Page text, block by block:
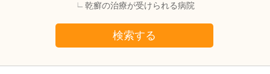
乾癬の治療が受けられる病院
検索する